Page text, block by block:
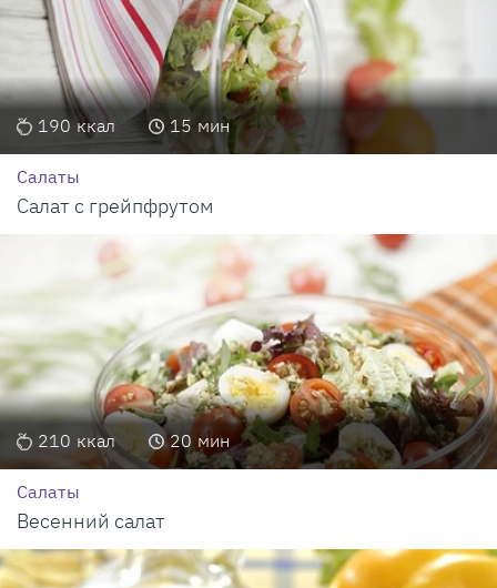
190 ккал 15 мин
Салаты
Салат с грейпфрутом
210 ккал 20 мин
Салаты
Весенний салат